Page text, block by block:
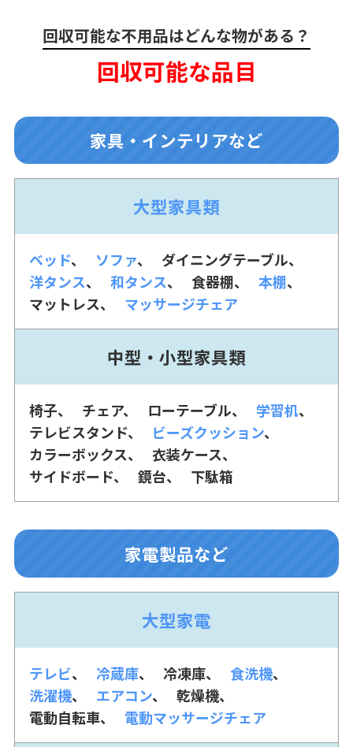
回収可能な不用品はどんな物がある？
回収可能な品目
家具・インテリアなど
大型家具類
ベッド ソファ
ダイニングテーブル
洋タンス
和タンス 食器棚
本棚
マットレス
マッサージチェア
中型・小型家具類
椅子 チェア ローテーブル
学習机
テレビスタンド
ビーズクッション
カラーボックス
衣装ケース
サイドボード
鏡台 下駄箱
家電製品など
大型家電
テレビ 冷蔵庫 冷凍庫
食洗機
洗濯機
エアコン
乾燥機
電動自転車
電動マッサージチェア